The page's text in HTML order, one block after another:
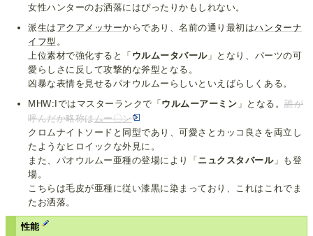
女性ハンターのお洒落にはぴったりかもしれない。
派生は アクアメッサーからであり、名前の通り最初はハンターナ
イフ型。
上位素材で強化すると「 ウルムータバール」となり、パーツの可
愛らしさに反して攻撃的な斧型となる。
凶暴な表情を見せるパオウルムーらしいといえばらしくある。
MHW:Iではマスターランクで「 ウルムーアーミン 」となる。誰が
呼んだか略称はムー〇ン
クロムナイトソードと同型であり、可愛さとカッコ良さを両立し
たようなヒロイックな外見に。
また、パオウルムー亜種の登場により「 ニュクスタバール」も登
場。
こちらは毛皮が亜種に従い漆黒に染まっており、これはこれでま
たお洒落。
性能